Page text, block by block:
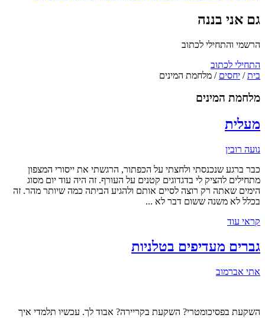
גם אני בננה
הרשמי והתחילי לכתוב
התחילי לכתוב
בית/ יחסים / מלחמת המינים
מלחמת המינים
מעלית
נועה רובין
כבר ברגע שנכנסתי ולחצתי על הכפתור, הרגשתי את ייסורי המצפון
מתחילים להציק לי בדגדוגים קטנים על העורף. זה היה עוד יום מסוג
הימים שאתה רק רוצה לסיים אותם ולהגיע הביתה כמה שיותר מהר. זה
בכלל לא משנה ששום דבר לא ...
קראי עוד
גברים מעדיפים בטלניות
אתי אברמוב
השקעת בפסיכומטרי? השקעת בקריירה? אבוד לך. עכשיו תלמדי איך